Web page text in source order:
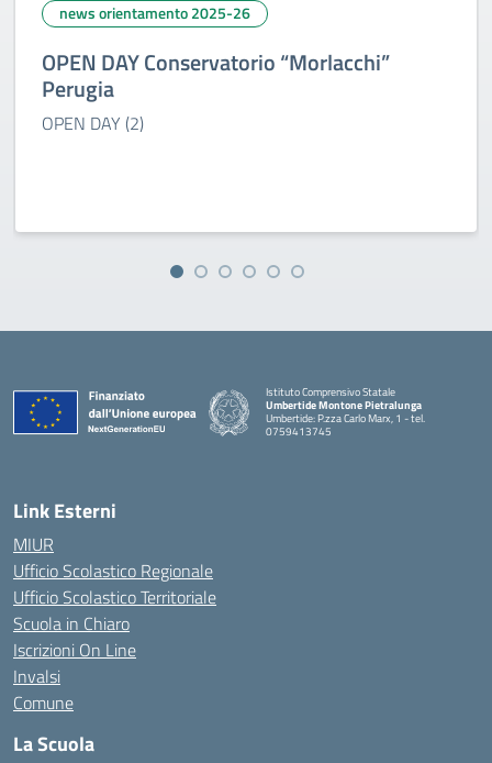
news orientamento 2025-26
OPEN DAY Conservatorio “Morlacchi”
Perugia
OPEN DAY (2)
Istituto Comprensivo Statale
Umbertide Montone Pietralunga
Umbertide: P.zza Carlo Marx, 1 - tel.
0759413745
Link Esterni
MIUR
Ufficio Scolastico Regionale
Ufficio Scolastico Territoriale
Scuola in Chiaro
Iscrizioni On Line
Invalsi
Comune
La Scuola